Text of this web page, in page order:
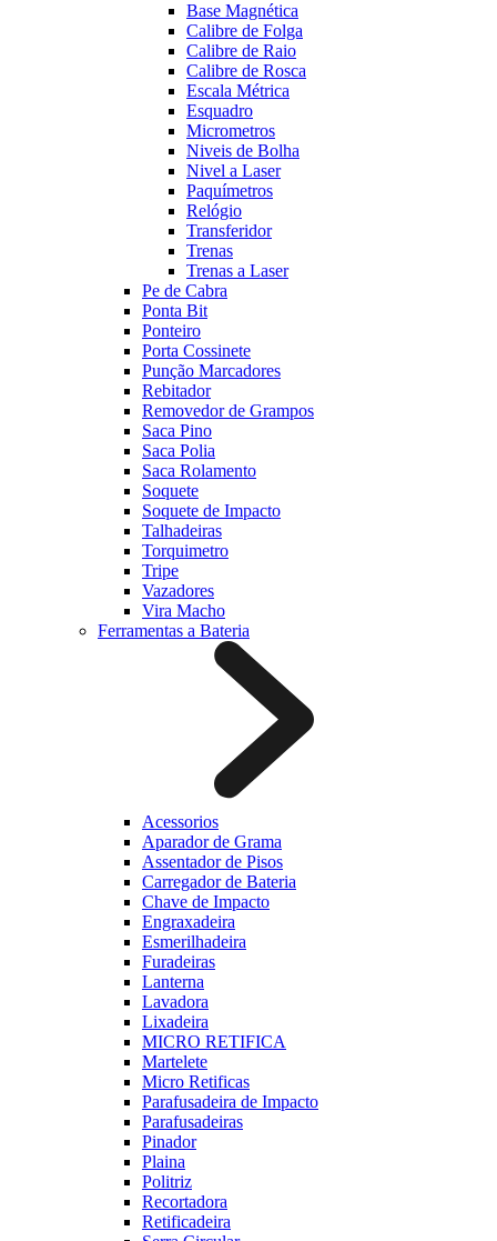
Base Magnética
Calibre de Folga
Calibre de Raio
Calibre de Rosca
Escala Métrica
Esquadro
Micrometros
Niveis de Bolha
Nivel a Laser
Paquímetros
Relógio
Transferidor
Trenas
Trenas a Laser
Pe de Cabra
Ponta Bit
Ponteiro
Porta Cossinete
Punção Marcadores
Rebitador
Removedor de Grampos
Saca Pino
Saca Polia
Saca Rolamento
Soquete
Soquete de Impacto
Talhadeiras
Torquimetro
Tripe
Vazadores
Vira Macho
Ferramentas a Bateria
Acessorios
Aparador de Grama
Assentador de Pisos
Carregador de Bateria
Chave de Impacto
Engraxadeira
Esmerilhadeira
Furadeiras
Lanterna
Lavadora
Lixadeira
MICRO RETIFICA
Martelete
Micro Retificas
Parafusadeira de Impacto
Parafusadeiras
Pinador
Plaina
Politriz
Recortadora
Retificadeira